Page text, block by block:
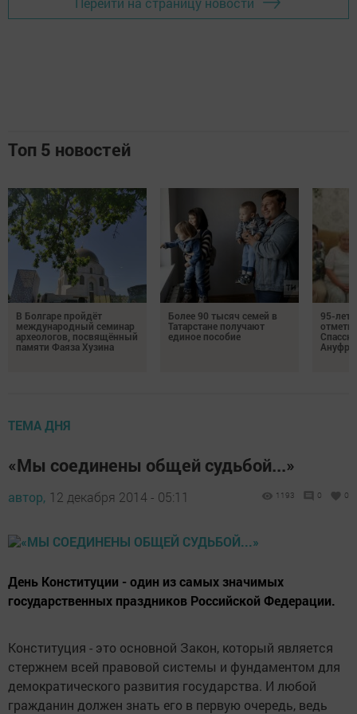
Топ 5 новостей
В Болгаре пройдёт
международный семинар
археологов, посвящённый
памяти Фаяза Хузина
Более 90 тысяч семей в
Татарстане получают
единое пособие
95-
ТЕМА ДНЯ
«Мы соединены общей судьбой...»
автор, 12 декабря 2014 - 05:11 1193 0 0
День Конституции - один из самых значимых
государственных праздников Российской Федерации.
Конституция - это основной Закон, который является
стержнем всей правовой системы и фундаментом для
демократического развития государства. И любой
гражданин должен знать его в первую очередь, ведь